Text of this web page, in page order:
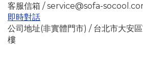
客服信箱 / service@sofa-
即時對話
公司地址(非實體門市) / 台北市大安
樓